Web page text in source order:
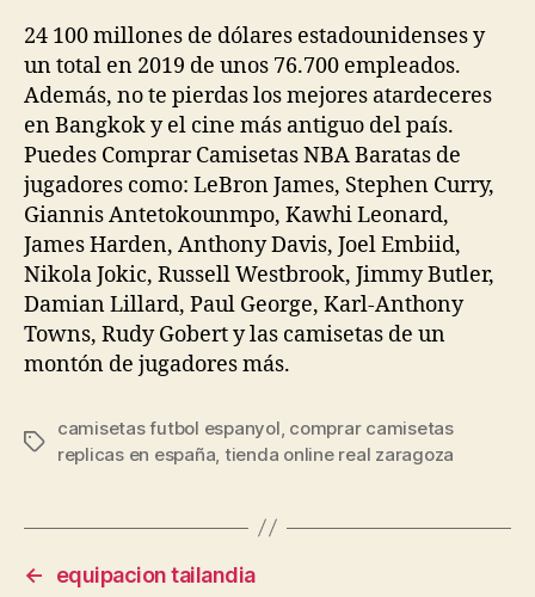
24 100 millones de dólares estadounidenses y
un total en 2019 de unos 76.700 empleados.
Además, no te pierdas los mejores atardeceres
en Bangkok y el cine más antiguo del país.
Puedes Comprar Camisetas NBA Baratas de
jugadores como: LeBron James, Stephen Curry,
Giannis Antetokounmpo, Kawhi Leonard,
James Harden, Anthony Davis, Joel Embiid,
Nikola Jokic, Russell Westbrook, Jimmy Butler,
Damian Lillard, Paul George, Karl-Anthony
Towns, Rudy Gobert y las camisetas de un
montón de jugadores más.
Etiquetas
camisetas futbol espanyol comprar camisetas
replicas en españa tienda online real zaragoza
←
equipacion tailandia